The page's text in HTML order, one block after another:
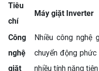
Tiêu
chí
Máy giặt Inverter
Công
nghệ
giặt
Nhiều công nghệ
chuyển động
nhiều tính năng